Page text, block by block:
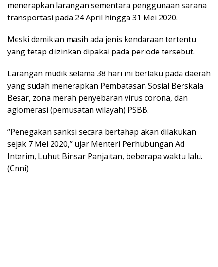
menerapkan larangan sementara penggunaan sarana
transportasi pada 24 April hingga 31 Mei 2020.
Meski demikian masih ada jenis kendaraan tertentu
yang tetap diizinkan dipakai pada periode tersebut.
Larangan mudik selama 38 hari ini berlaku pada daerah
yang sudah menerapkan Pembatasan Sosial Berskala
Besar, zona merah penyebaran virus corona, dan
aglomerasi (pemusatan wilayah) PSBB.
“Penegakan sanksi secara bertahap akan dilakukan
sejak 7 Mei 2020,” ujar Menteri Perhubungan Ad
Interim, Luhut Binsar Panjaitan, beberapa waktu lalu.
(Cnni)